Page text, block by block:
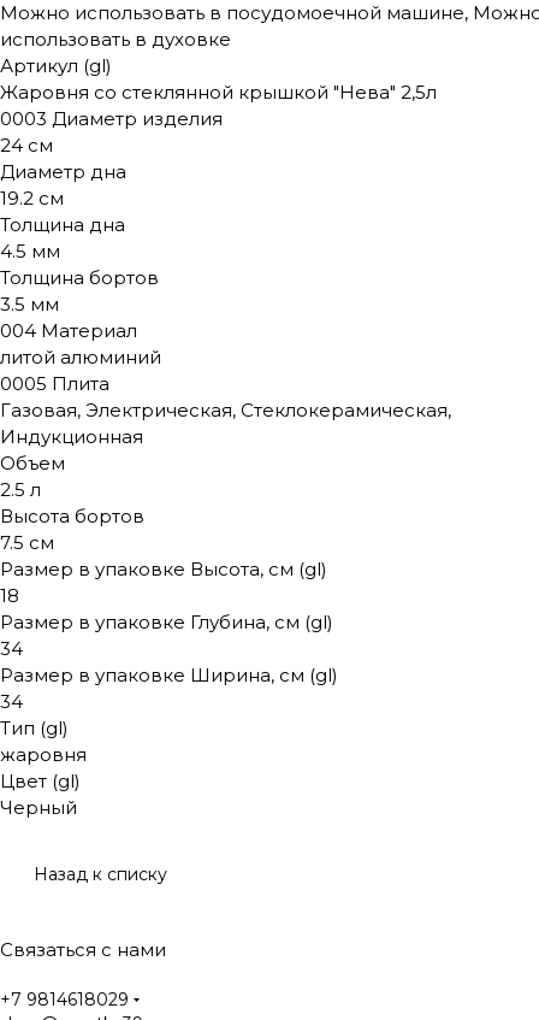
Можно использовать в посудомоечной машине,
использовать в духовке
Артикул (gl)
Жаровня со стеклянной крышкой "Нева" 2,5л
0003 Диаметр изделия
24 см
Диаметр дна
19.2 см
Толщина дна
4.5 мм
Толщина бортов
3.5 мм
004 Материал
литой алюминий
0005 Плита
Газовая, Электрическая, Стеклокерамическая,
Индукционная
Объем
2.5 л
Высота бортов
7.5 см
Размер в упаковке Высота, см (gl)
18
Размер в упаковке Глубина, см (gl)
34
Размер в упаковке Ширина, см (gl)
34
Тип (gl)
жаровня
Цвет (gl)
Черный
Назад к списку
Связаться с нами
+7 9814618029